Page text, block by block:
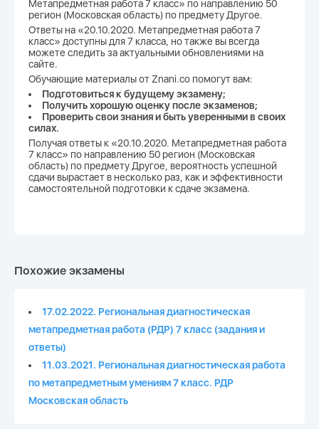
Метапредметная работа 7 класс» по направлению 50
регион (Московская область) по предмету Другое.
Ответы на «20.10.2020. Метапредметная работа 7
класс» доступны для 7 класса, но также вы всегда
можете следить за актуальными обновлениями на
сайте.
Обучающие материалы от Znani.co помогут вам:
Подготовиться к будущему экзамену;
Получить хорошую оценку после экзаменов;
Проверить свои знания и быть уверенными в своих
силах.
Получая ответы к «20.10.2020. Метапредметная работа
7 класс» по направлению 50 регион (Московская
область) по предмету Другое, вероятность успешной
сдачи вырастает в несколько раз, как и эффективности
самостоятельной подготовки к сдаче экзамена.
Похожие экзамены
17.02.2022. Региональная диагностическая
метапредметная работа (РДР) 7 класс (задания и
ответы)
11.03.2021. Региональная диагностическая работа
по метапредметным умениям 7 класс. РДР
Московская область